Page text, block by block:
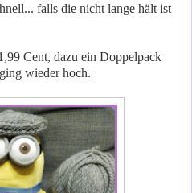
falls die nicht lange hält ist
Cent, dazu ein Doppelpack
wieder hoch.